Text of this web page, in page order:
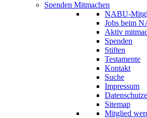
Spenden Mitmachen
NABU-
Jobs beim
Aktiv
Spenden
Stiften
Testamente
Kontakt
Suche
Impressum
Sitemap
Mitglied